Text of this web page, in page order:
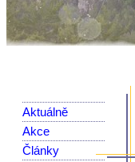
Aktuálně
Akce
Články